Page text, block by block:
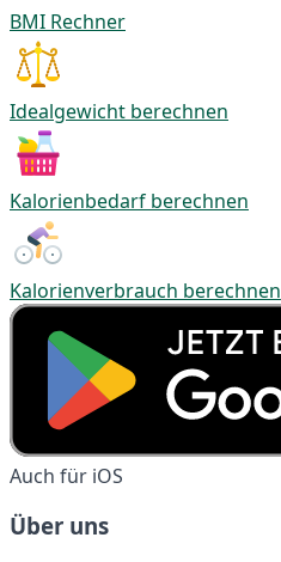
BMI Rechner
Idealgewicht berechnen
Kalorienbedarf berechnen
Kalorienverbrauch berechnen
Auch für iOS
Über uns